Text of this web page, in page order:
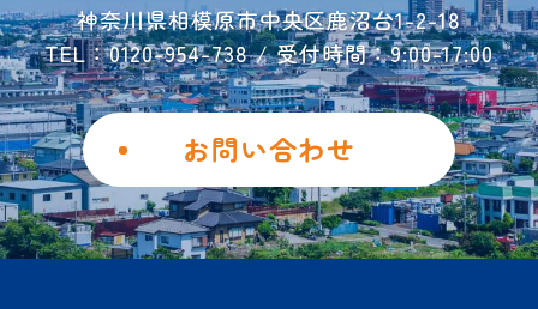
お問い合わせ
ご解約フォーム
個人情報保護方針
勧誘方針
Instagram
Facebook
神奈川県相模原市中央区鹿沼台1-2-18
TEL：0120-954-738 / 受付時間：9:00-17:00
お問い合わせ